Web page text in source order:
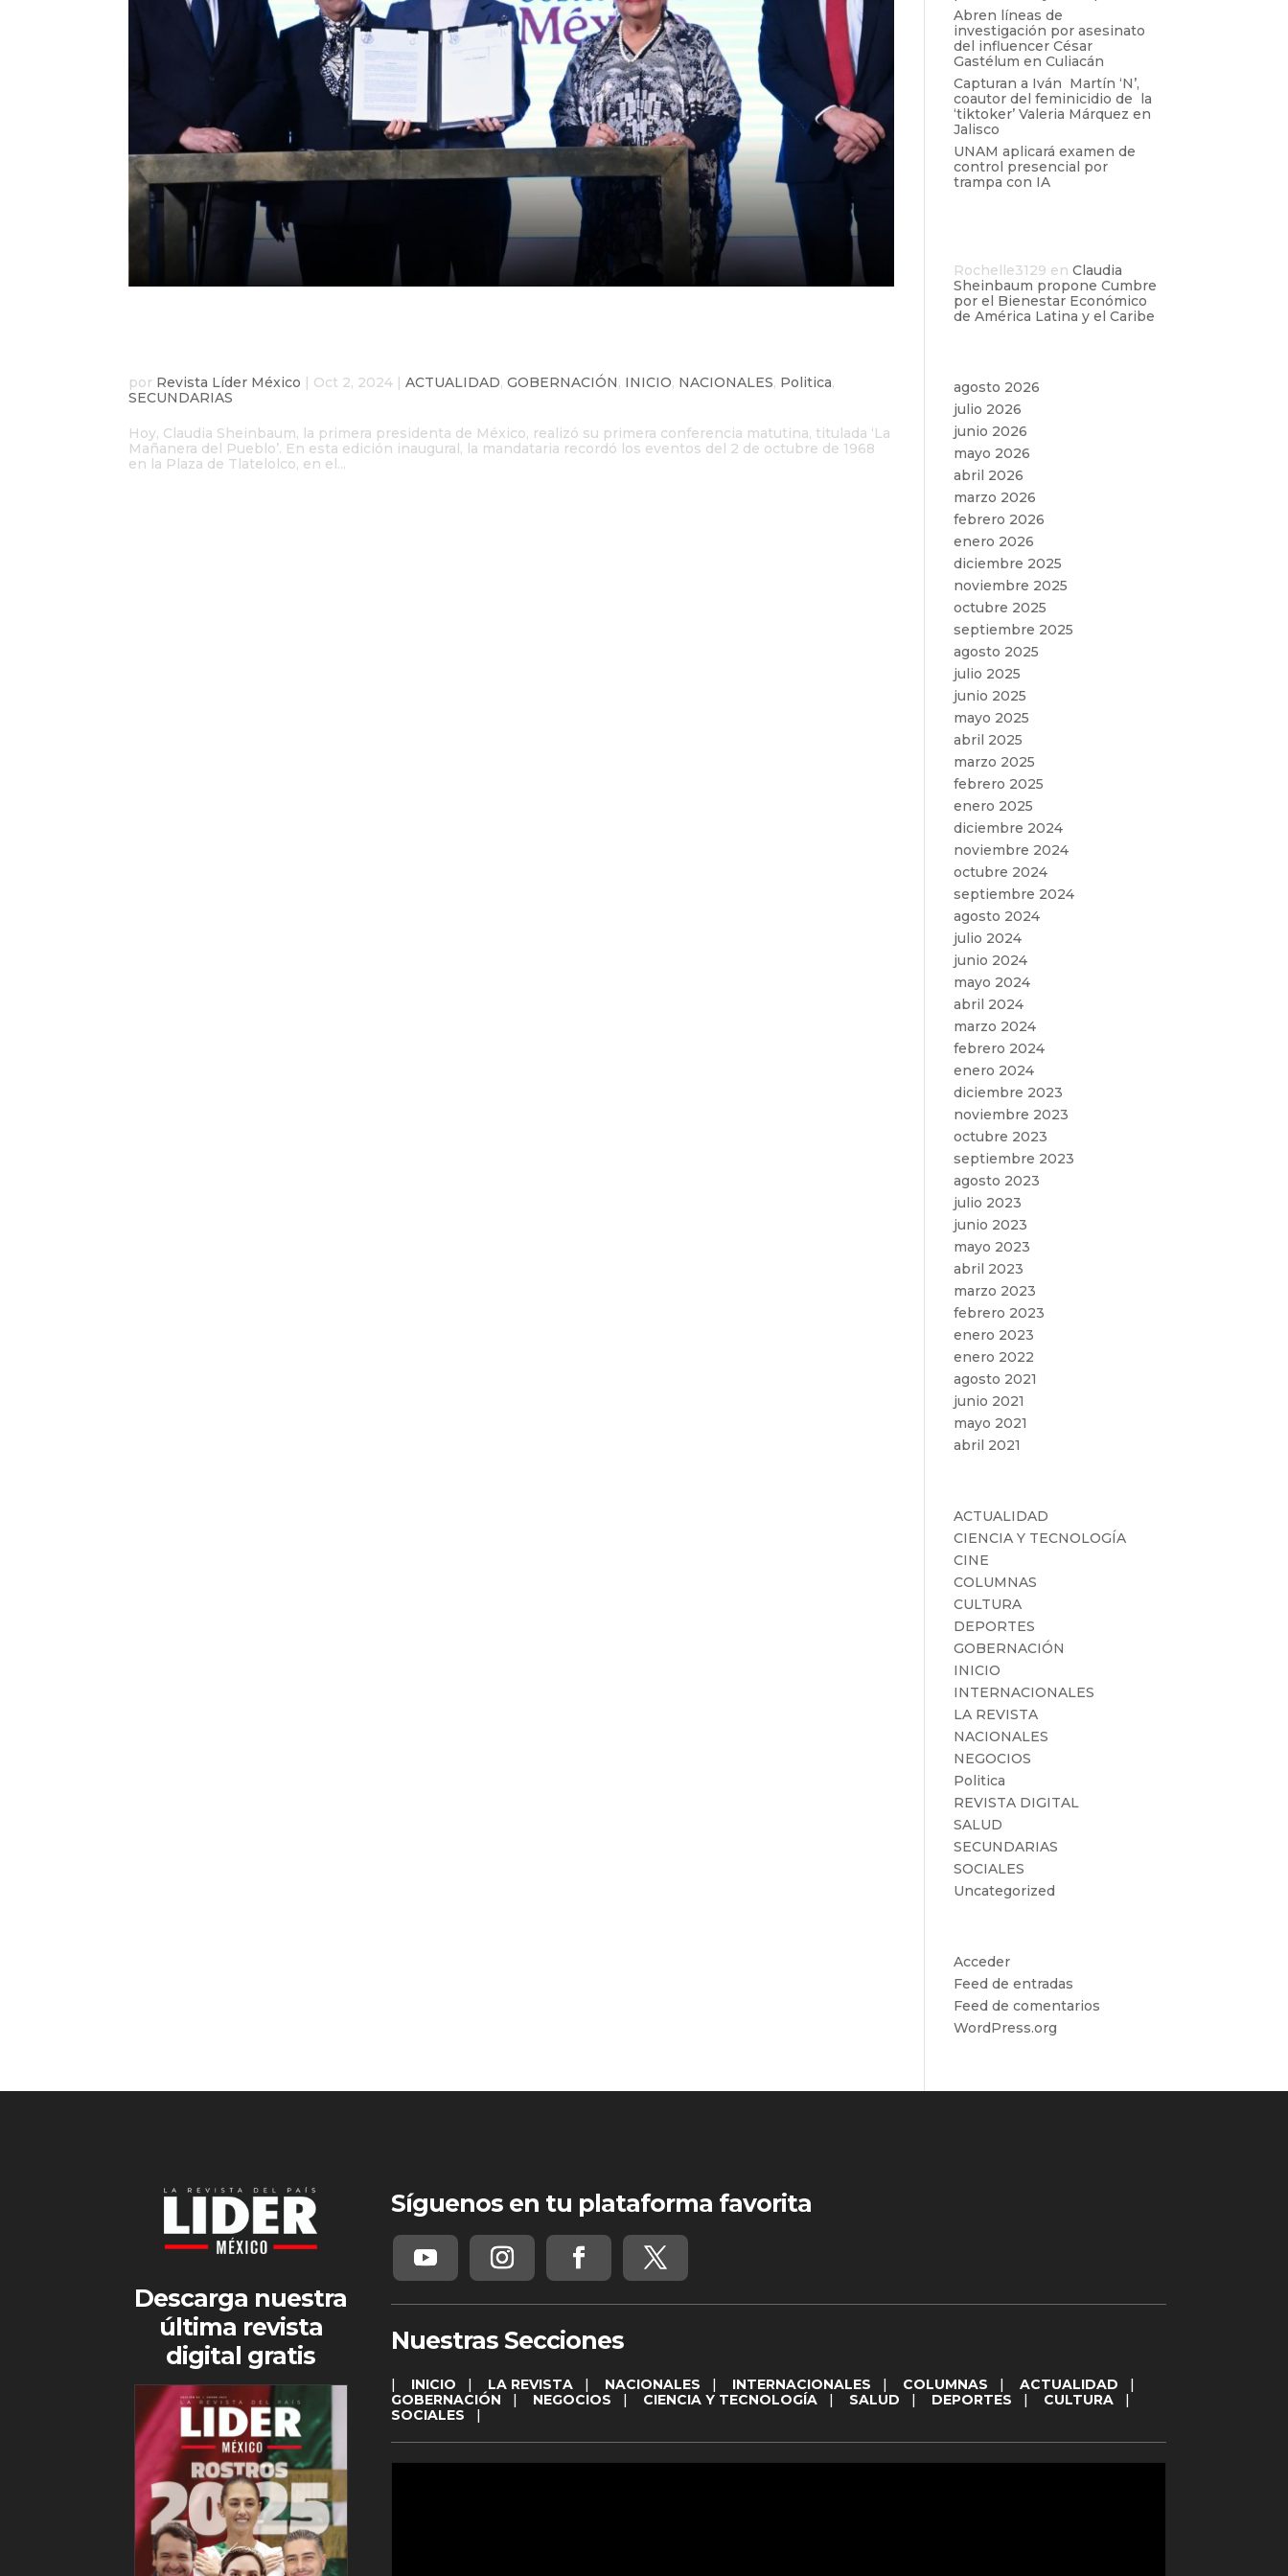
por Revista Líder México | Oct 2, 2024 |ACTUALIDAD,GOBERNACIÓN, INICIO, NACIONALES, Politica,
SECUNDARIAS
Hoy, Claudia Sheinbaum, la primera presidenta de México, realizó su primera conferencia matutina, titulada ‘La
Mañanera del Pueblo’. En esta edición inaugural, la mandataria recordó los eventos del 2 de octubre de 1968
en la Plaza de Tlatelolco, en el...
Abren líneas de
investigación por asesinato
del influencer César
Gastélum en Culiacán
Capturan a Iván Martín ‘N’,
coautor del feminicidio de la
‘tiktoker’ Valeria Márquez en
Jalisco
UNAM aplicará examen de
control presencial por
trampa con IA
Rochelle3129 en Claudia
Sheinbaum propone Cumbre
por el Bienestar Económico
de América Latina y el Caribe
agosto 2026
julio 2026
junio 2026
mayo 2026
abril 2026
marzo 2026
febrero 2026
enero 2026
diciembre 2025
noviembre 2025
octubre 2025
septiembre 2025
agosto 2025
julio 2025
junio 2025
mayo 2025
abril 2025
marzo 2025
febrero 2025
enero 2025
diciembre 2024
noviembre 2024
octubre 2024
septiembre 2024
agosto 2024
julio 2024
junio 2024
mayo 2024
abril 2024
marzo 2024
febrero 2024
enero 2024
diciembre 2023
noviembre 2023
octubre 2023
septiembre 2023
agosto 2023
julio 2023
junio 2023
mayo 2023
abril 2023
marzo 2023
febrero 2023
enero 2023
enero 2022
agosto 2021
junio 2021
mayo 2021
abril 2021
ACTUALIDAD
CIENCIA Y TECNOLOGÍA
CINE
COLUMNAS
CULTURA
DEPORTES
GOBERNACIÓN
INICIO
INTERNACIONALES
LA REVISTA
NACIONALES
NEGOCIOS
Politica
REVISTA DIGITAL
SALUD
SECUNDARIAS
SOCIALES
Uncategorized
Acceder
Feed de entradas
Feed de comentarios
WordPress.org
Descarga nuestra
última revista
digital gratis
Síguenos en tu plataforma favorita
Nuestras Secciones
INICIO LA REVISTA| NACIONALES INTERNACIONALES COLUMNAS ACTUALIDAD
GOBERNACIÓN
NEGOCIOS CIENCIA Y TECNOLOGÍA| SALUD DEPORTES CULTURA|
SOCIALES